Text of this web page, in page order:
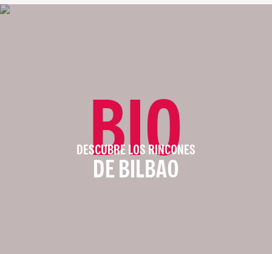
BIO
DESCUBRE LOS RINCONES
DE BILBAO